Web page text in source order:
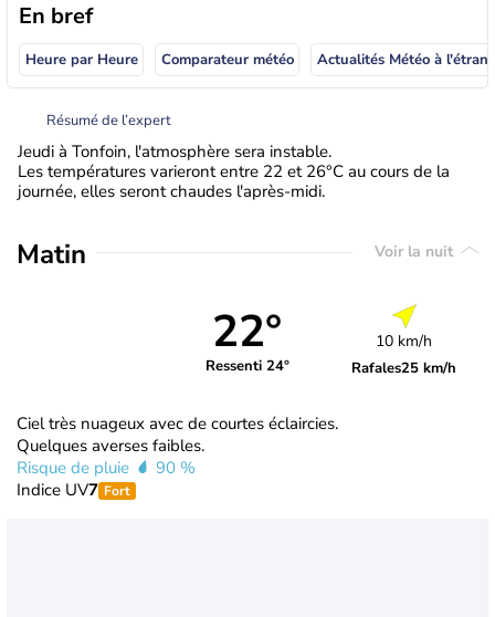
En bref
Heure par Heure Comparateur météo
Résumé de l’expert
Jeudi à Tonfoin, l'atmosphère sera instable.
Les températures varieront entre 22 et 26°C au cours de la
journée, elles seront chaudes l'après-midi.
Matin Voir la nuit
22°
Ressenti 24°
10 km/h
Rafales25 km/h
Ciel très nuageux avec de courtes éclaircies.
Quelques averses faibles.
Risque de pluie
90 %
Indice UV7 Fort